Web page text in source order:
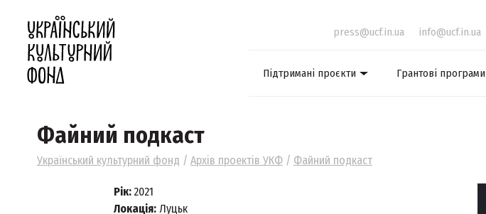
press@ucf.in.ua info@ucf.in.ua
Підтримані проєкти Грантові програми
Файний подкаст
Український культурний фонд / Архів проектів УКФ / Файний подкаст
Рік: 2021
Локація: Луцьк